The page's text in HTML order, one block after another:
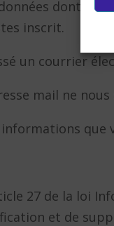
dont
inscrit.
un courrier
mail ne
que
27 de la loi
et de